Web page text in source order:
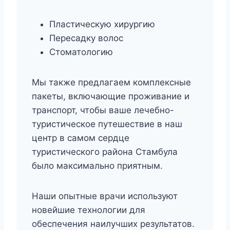
Пластическую хирургию
Пересадку волос
Стоматологию
Мы также предлагаем комплексные
пакеты, включающие проживание и
транспорт, чтобы ваше лечебно-
туристическое путешествие в наш
центр в самом сердце
туристического района Стамбула
было максимально приятным.
Наши опытные врачи используют
новейшие технологии для
обеспечения наилучших результатов.